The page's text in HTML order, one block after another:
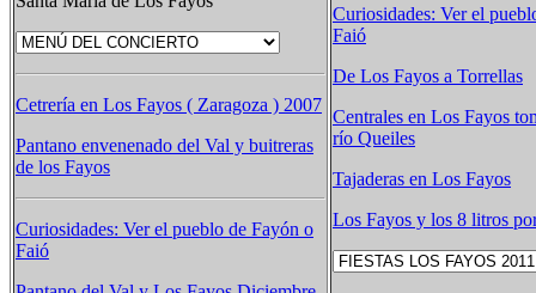
Cetrería en Los Fayos ( Zaragoza ) 2007
Pantano envenenado del Val y buitreras
de los Fayos
Curiosidades: Ver el pueblo de Fayón o
Faió
Curiosidades: Ver el
Faió
De Los Fayos a Torrellas
Centrales en Los Fayos
río Queiles
Tajaderas en Los Fayos
Los Fayos y los 8 litros